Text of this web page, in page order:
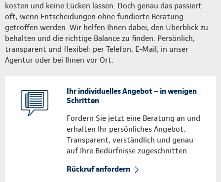
kosten und keine Lücken lassen. Doch genau das passiert
oft, wenn Entscheidungen ohne fundierte Beratung
getroffen werden. Wir helfen Ihnen dabei, den Überblick zu
behalten und die richtige Balance zu finden. Persönlich,
transparent und flexibel: per Telefon, E-Mail, in unser
Agentur oder bei Ihnen vor Ort.
Ihr individuelles Angebot – in wenigen
Schritten
Fordern Sie jetzt eine Beratung an und
erhalten Ihr persönliches Angebot.
Transparent, verständlich und genau
auf Ihre Bedürfnisse zugeschnitten.
Rückruf anfordern